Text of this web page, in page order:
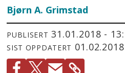
Bjørn A. Grimstad
PUBLISERT 31.01.2018 -
SIST OPPDATERT